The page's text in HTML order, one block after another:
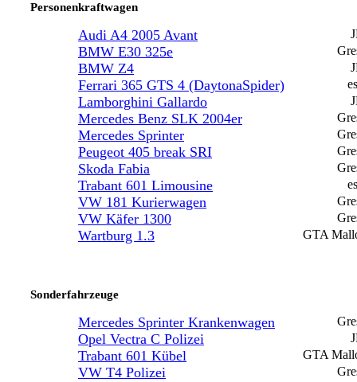
Personenkraftwagen
Audi A4 2005 Avant
BMW E30 325e
BMW Z4
Ferrari 365 GTS 4 (DaytonaSpider)
Lamborghini Gallardo
Mercedes Benz SLK 2004er
Mercedes Sprinter
Peugeot 405 break SRI
Skoda Fabia
Trabant 601 Limousine
VW 181 Kurierwagen
VW Käfer 1300
GTA
Wartburg 1.3
Sonderfahrzeuge
Mercedes Sprinter Krankenwagen
Opel Vectra C Polizei
GTA
Trabant 601 Kübel
VW T4 Polizei